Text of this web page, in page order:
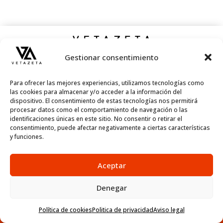
Gestionar consentimiento
Para ofrecer las mejores experiencias, utilizamos tecnologías como
las cookies para almacenar y/o acceder a la información del
dispositivo. El consentimiento de estas tecnologías nos permitirá
procesar datos como el comportamiento de navegación o las
identificaciones únicas en este sitio. No consentir o retirar el
consentimiento, puede afectar negativamente a ciertas características
y funciones.
Aceptar
Denegar
Política de cookiesPolitica de privacidadAviso legal
2024. Todos los derechos reservados.